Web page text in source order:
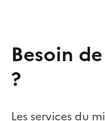
Besoin
?
Les services du